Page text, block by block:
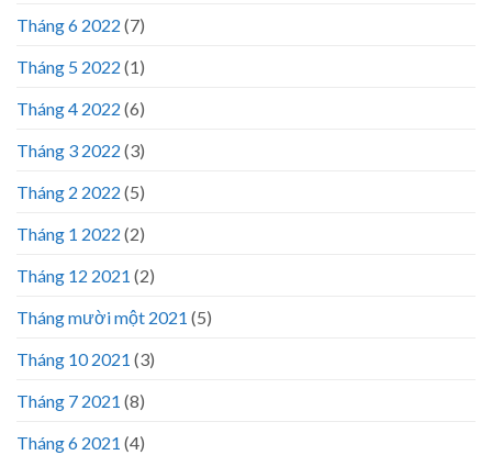
Tháng 6 2022 (7)
Tháng 5 2022 (1)
Tháng 4 2022 (6)
Tháng 3 2022 (3)
Tháng 2 2022 (5)
Tháng 1 2022 (2)
Tháng 12 2021 (2)
Tháng mười một 2021 (5)
Tháng 10 2021 (3)
Tháng 7 2021 (8)
Tháng 6 2021 (4)